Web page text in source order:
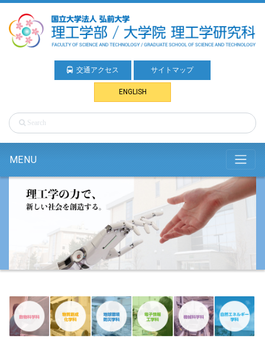
交通アクセス サイトマップ
ENGLISH
MENU